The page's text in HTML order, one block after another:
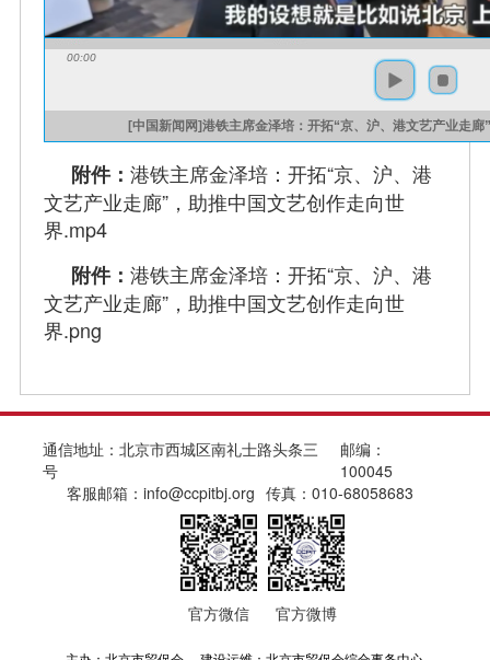
00:00
[中国新闻网]港铁主席金泽培：开拓“京、沪、港文艺产业走
附件： 港铁主席金泽培：开拓“京、沪、港
文艺产业走廊”，助推中国文艺创作走向世
界.mp4
附件： 港铁主席金泽培：开拓“京、沪、港
文艺产业走廊”，助推中国文艺创作走向世
界.png
通信地址：北京市西城区南礼士路头条三
号
邮编：
100045
客服邮箱：info@ccpitbj.org 传真：010-68058683
官方微信 官方微博